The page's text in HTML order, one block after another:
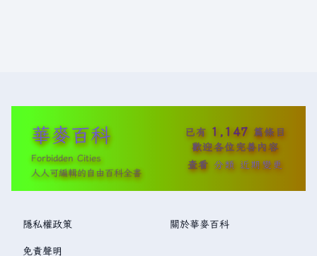
華麥百科
Forbidden Cities
人人可編輯的自由百科全書
已有 1,147 篇條目
歡迎各位完善內容
查看 分類 近期變更
隱私權政策 關於華麥百科
免責聲明